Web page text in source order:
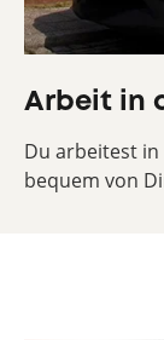
Arbeit in
Du arbeitest in
bequem von